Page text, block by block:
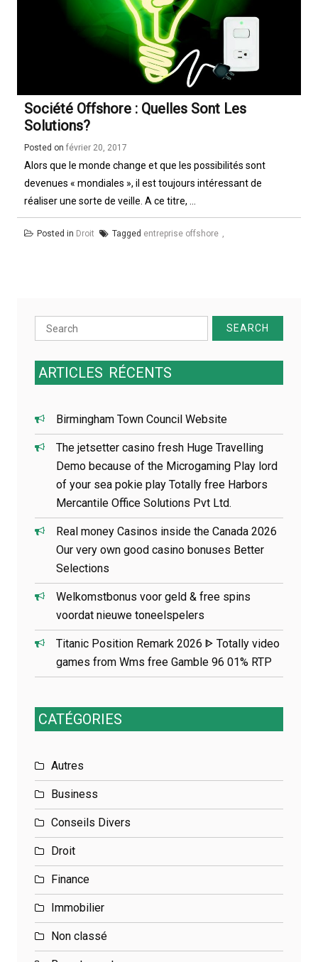
Société Offshore : Quelles Sont Les
Solutions?
Posted on février 20, 2017
Alors que le monde change et que les possibilités sont
devenues « mondiales », il est toujours intéressant de
réaliser une sorte de veille. A ce titre, ...
Posted in Droit Tagged entreprise offshore
Search
for:
ARTICLES RÉCENTS
Birmingham Town Council Website
The jetsetter casino fresh Huge Travelling
Demo because of the Microgaming Play lord
of your sea pokie play Totally free Harbors
Mercantile Office Solutions Pvt Ltd.
Real money Casinos inside the Canada 2026
Our very own good casino bonuses Better
Selections
Welkomstbonus voor geld & free spins
voordat nieuwe toneelspelers
Titanic Position Remark 2026 ᐈ Totally video
games from Wms free Gamble 96 01% RTP
CATÉGORIES
Autres
Business
Conseils Divers
Droit
Finance
Immobilier
Non classé